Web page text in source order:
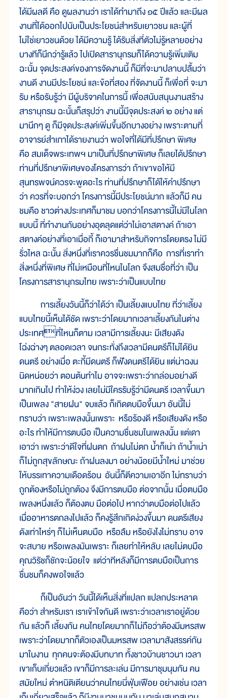
ได้มีผลดี คือ ดูผลงานว่า เราได้ทำมาถึง ๑๕ ปีแล้ว และมีผล
งานที่ได้ออกไปนับเป็นประโยชน์สำหรับเยาวชน และผู้ที่
ไม่ใช่เยาวชนด้วย ได้มีความรู้ ได้รับสิ่งที่ตัวไม่รู้หลายอย่าง
บางทีก็นึกว่ารู้แล้ว ไปเปิดสารานุกรมก็ได้ความรู้เพิ่มเติม
ฉะนั้น จุดประสงค์ของการจัดงานนี้ ก็มีที่จะมาปลาบปลื้มว่า
งานดี งานมีประโยชน์ และข้อที่สอง ที่จัดงานนี้ ก็เพื่อที่ จะมา
รับ หรือรับรู้ว่า มีผู้บริจาคในการนี้ เพื่อสนับสนุนงานสร้าง
สารานุกรม ฉะนั้นก็สรุปว่า งานนี้มีจุดประสงค์ ๒ อย่าง แต่
มานึกๆ ดู ก็มีจุดประสงค์เพิ่มขึ้นอีกบางอย่าง เพราะตามที่
อาจารย์สำเภาได้รายงานว่า พอใจที่ได้มีที่ปรึกษา พิเศษ
คือ สมเด็จพระเทพฯ มาเป็นที่ปรึกษาพิเศษ ก็เลยได้ปรึกษา
ท่านที่ปรึกษาพิเศษของโครงการว่า ถ้าเขาขอให้มี
สุนทรพจน์ควรจะพูดอะไร ท่านที่ปรึกษาก็ได้ให้คำปรึกษา
ว่า ควรที่จะบอกว่า โครงการนี้มีประโยชน์มาก แล้วก็มี คน
ชมคือ ชาวต่างประเทศก็มาชม บอกว่าโครงการนี้ไม่มีในโลก
แบบนี้ ที่ทำงานกันอย่างอุตลุดแต่ว่าไม่เอาสตางค์ ถ้าเอา
สตางค์อย่างที่เอาเมื่อกี้ ก็เอามาสำหรับกิจการโดยตรง ไม่มี
รั่วไหล ฉะนั้น สิ่งหนึ่งที่เราควรชื่นชมมากก็คือ การที่เราทำ
สิ่งหนึ่งที่พิเศษ ที่ไม่เหมือนที่ไหนในโลก จึงสมชื่อที่ว่า เป็น
โครงการสารานุกรมไทย เพราะว่าเป็นแบบไทย
การเลี้ยงวันนี้ก็ว่าได้ว่า เป็นเลี้ยงแบบไทย ที่ว่าเลี้ยง
แบบไทยนี้เห็นได้ชัด เพราะว่าโดยมากเวลาเลี้ยงกันในต่าง
ประเทศที่ไหนก็ตาม เวลามีการเลี้ยงนะ มีเสียงดัง
โฉ่งฉ่างๆ ตลอดเวลา จนกระทั่งถึงเวลามีดนตรีก็ไม่ได้ยิน
ดนตรี อย่างเมื่อ ตะกี้มีดนตรี ก็ฟังดนตรีได้ยิน แต่น่าฉงน
นิดหน่อยว่า ตอนต้นทำไม อาจจะเพราะว่ากล่อมอย่างดี
มากเกินไป ทำให้ง่วง เลยไม่มีใครรับรู้ว่ามีดนตรี เวลาขึ้นมา
เป็นเพลง "สายฝน" จบแล้ว ก็เกิดตบมือขึ้นมา อันนี้ไม่
ทราบว่า เพราะเพลงนั้นเพราะ หรือร้องดี หรือเสียงดัง หรือ
อะไร ทำให้มีการตบมือ เป็นความชื่นชมในเพลงนั้น แต่เดา
เอาว่า เพราะว่าดีใจที่ฝนตก ถ้าฝนไม่ตก น้ำก็เน่า ถ้าน้ำเน่า
ก็ไม่ถูกสุขลักษณะ ถ้าฝนลงมา อย่างน้อยมีน้ำใหม่ มาช่วย
ให้บรรเทาความเดือดร้อน อันนี้ก็ตีความเอาอีก ไม่ทราบว่า
ถูกต้องหรือไม่ถูกต้อง จึงมีการตบมือ ต่อจากนั้น เมื่อตบมือ
เพลงหนึ่งแล้ว ก็ต้องตบ มือต่อไป หากว่าตบมือต่อไปแล้ว
เมื่ออาหารตกลงไปแล้ว ก็คงรู้สึกเกิดง่วงขึ้นมา ดนตรีเสียง
ดังเท่าไหร่ๆ ก็ไม่เห็นตบมือ หรือลืม หรือยังไงไม่ทราบ อาจ
จะสบาย หรือเพลงมันเพราะ ก็เลยทำให้หลับ เลยไม่ตบมือ
คุณวิรัชก็ชักจะน้อยใจ แต่ว่าทีหลังก็มีการตบมือเป็นการ
ชื่นชมก็คงพอใจแล้ว
ก็เป็นอันว่า วันนี้ได้เห็นสิ่งที่แปลก แปลกประหลาด
คือว่า สำหรับเรา เราเข้าใจกันดี เพราะว่าเวลาเราอยู่ด้วย
กัน แล้วก็ เลี้ยงกัน คนไทยโดยมากก็ไม่ถือว่าต้องมีมหรสพ
เพราะว่าโดยมากก็ตัวเองเป็นมหรสพ เวลามาสังสรรค์กัน
มาในงาน ทุกคนจะต้องมีบทบาท ทั้งชาวบ้านชาวนา เวลา
เขาเก็บเกี่ยวแล้ว เขาก็มีการละเล่น มีการมาชุมนุมกัน คน
สมัยใหม่ ตำหนิติเตียนว่าคนไทยนี่ฟุ่มเฟือย อย่างเช่น เวลา